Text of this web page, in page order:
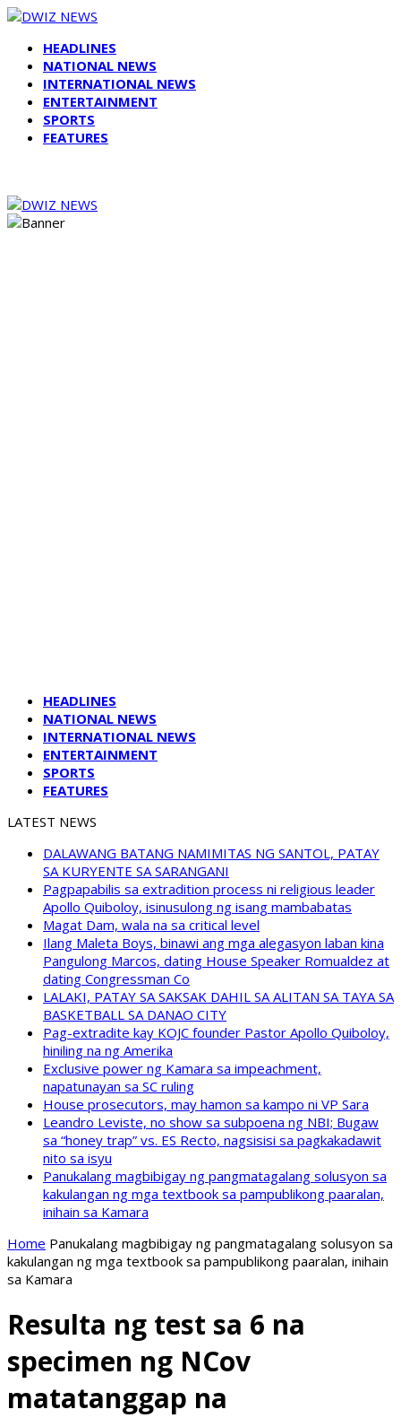
HEADLINES
NATIONAL NEWS
INTERNATIONAL NEWS
ENTERTAINMENT
SPORTS
FEATURES
HEADLINES
NATIONAL NEWS
INTERNATIONAL NEWS
ENTERTAINMENT
SPORTS
FEATURES
LATEST NEWS
DALAWANG BATANG NAMIMITAS NG SANTOL, PATAY
SA KURYENTE SA SARANGANI
Pagpapabilis sa extradition process ni religious leader
Apollo Quiboloy, isinusulong ng isang mambabatas
Magat Dam, wala na sa critical level
Ilang Maleta Boys, binawi ang mga alegasyon laban kina
Pangulong Marcos, dating House Speaker Romualdez at
dating Congressman Co
LALAKI, PATAY SA SAKSAK DAHIL SA ALITAN SA TAYA SA
BASKETBALL SA DANAO CITY
Pag-extradite kay KOJC founder Pastor Apollo Quiboloy,
hiniling na ng Amerika
Exclusive power ng Kamara sa impeachment,
napatunayan sa SC ruling
House prosecutors, may hamon sa kampo ni VP Sara
Leandro Leviste, no show sa subpoena ng NBI; Bugaw
sa “honey trap” vs. ES Recto, nagsisisi sa pagkakadawit
nito sa isyu
Panukalang magbibigay ng pangmatagalang solusyon sa
kakulangan ng mga textbook sa pampublikong paaralan,
inihain sa Kamara
Home Panukalang magbibigay ng pangmatagalang solusyon sa
kakulangan ng mga textbook sa pampublikong paaralan, inihain
sa Kamara
Resulta ng test sa 6 na
specimen ng NCov
matatanggap na